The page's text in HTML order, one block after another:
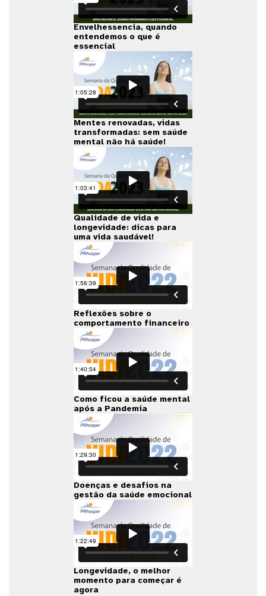
Envelhessencia, quando
entendemos o que é
essencial
Mentes renovadas, vidas
transformadas: sem saúde
mental não há saúde!
Qualidade de vida e
longevidade: dicas para
uma vida saudável!
Reflexões sobre o
comportamento financeiro
Como ficou a saúde mental
após a Pandemia
Doenças e desafios na
gestão da saúde emocional
Longevidade, o melhor
momento para começar é
agora